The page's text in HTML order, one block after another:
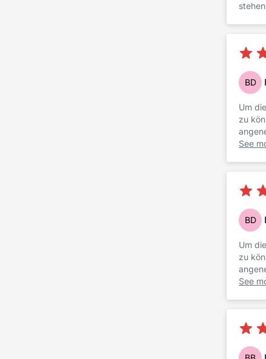
BD
Um
zu
hat,
See
BD
Um
zu
hat,
See